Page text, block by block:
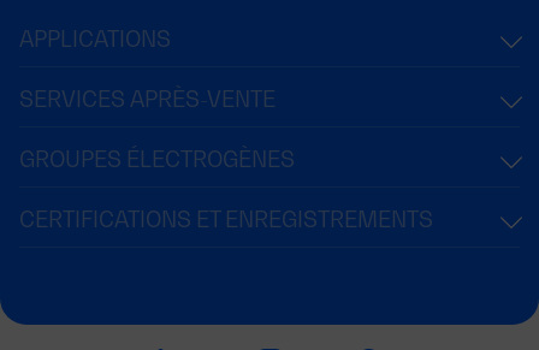
APPLICATIONS
SERVICES APRÈS-VENTE
GROUPES ÉLECTROGÈNES
CERTIFICATIONS ET ENREGISTREMENTS